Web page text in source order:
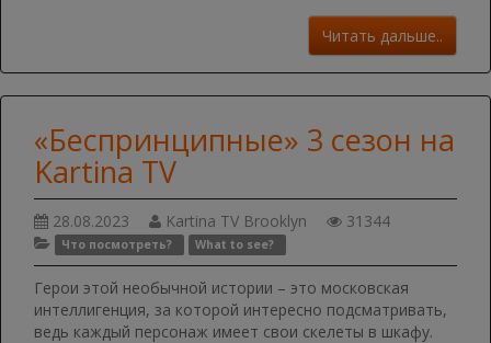
Читать дальше..
«Беспринципные» 3 сезон на
Kartina TV
28.08.2023 Kartina TV Brooklyn 31344
Что посмотреть? What to see?
Герои этой необычной истории – это московская
интеллигенция, за которой интересно подсматривать,
ведь каждый персонаж имеет свои скелеты в шкафу.